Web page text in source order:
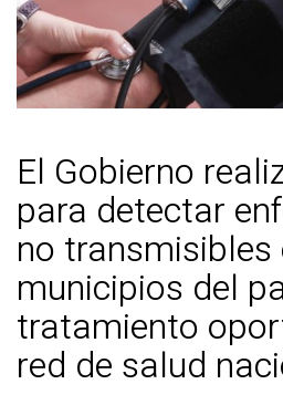
El Gobierno
para detectar
no transmisibles
municipios del
tratamiento
red de salud